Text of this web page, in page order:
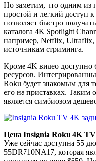
Но заметим, что одним из
простой и легкий доступ
позволяет быстро
каталога 4K Spotlight
например, Netflix, Ultraflix,
источникам стриминга.
Кроме 4K видео доступно
ресурсов.
Roku будет знакомым для
его на приставках. Таким
является симбиозом
Цена Insignia Roku 4K TV
Уже сейчас доступна 55
55DR710NA17, которая